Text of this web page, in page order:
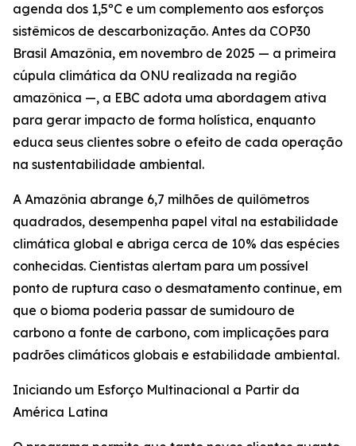
agenda dos 1,5ºC e um complemento aos esforços
sistêmicos de descarbonização. Antes da COP30
Brasil Amazônia, em novembro de 2025 — a primeira
cúpula climática da ONU realizada na região
amazônica —, a EBC adota uma abordagem ativa
para gerar impacto de forma holística, enquanto
educa seus clientes sobre o efeito de cada operação
na sustentabilidade ambiental.
A Amazônia abrange 6,7 milhões de quilômetros
quadrados, desempenha papel vital na estabilidade
climática global e abriga cerca de 10% das espécies
conhecidas. Cientistas alertam para um possível
ponto de ruptura caso o desmatamento continue, em
que o bioma poderia passar de sumidouro de
carbono a fonte de carbono, com implicações para
padrões climáticos globais e estabilidade ambiental.
Iniciando um Esforço Multinacional a Partir da
América Latina